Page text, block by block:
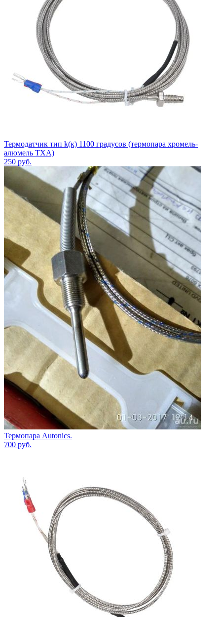
Термодатчик тип k(к) 1100 градусов (термопара хромель-
алюмель ТХА)
250 руб.
Термопара Autonics.
700 руб.